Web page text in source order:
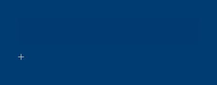
Formação Pedagógica - R2